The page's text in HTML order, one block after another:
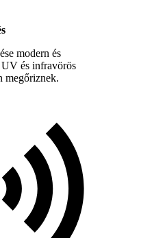
modern és
UV és infravörös
megőriznek.